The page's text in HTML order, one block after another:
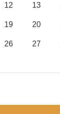
12 13
19 20
26 27